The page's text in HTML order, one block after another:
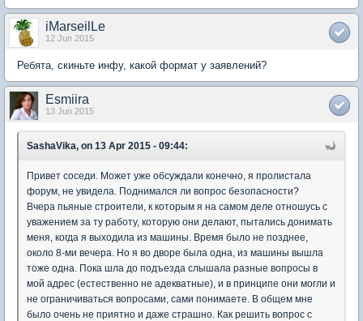
iMarseilLe
12 Jun 2015
Ребята, скиньте инфу, какой формат у заявлений?
Esmiira
13 Jun 2015
SashaVika, on 13 Apr 2015 - 09:44:
Привет соседи. Может уже обсуждали конечно, я пролистала
форум, не увидела. Поднимался ли вопрос безопасности?
Вчера пьяные строители, к которым я на самом деле отношусь с
уважением за ту работу, которую они делают, пытались донимать
меня, когда я выходила из машины. Время было не позднее,
около 8-ми вечера. Но я во дворе была одна, из машины вышла
тоже одна. Пока шла до подъезда слышала разные вопросы в
мой адрес (естественно не адекватные), и в принципе они могли и
не ограничиваться вопросами, сами понимаете. В общем мне
было очень не приятно и даже страшно. Как решить вопрос с